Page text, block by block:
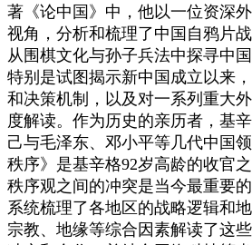
著《论中国》中，他以一位资深
视角，分析和梳理了中国自鸦片
从围棋文化与孙子兵法中探寻中
特别是试图揭示新中国成立以来
和决策机制，以及对一系列重大
度解读。作为历史的亲历者，基
己与毛泽东、邓小平等几代中国
秩序》是基辛格92岁高龄的收官
秩序观之间的冲突是当今最重要
系统梳理了各地区的战略逻辑和
宗教、地缘等综合因素解读了这